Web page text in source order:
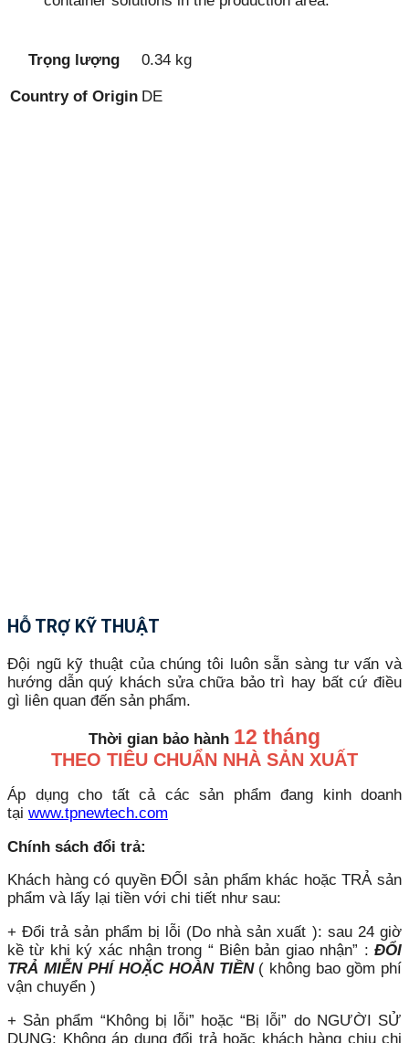
Trọng lượng 0.34 kg
Country of Origin DE
HỖ TRỢ KỸ THUẬT
Đội ngũ kỹ thuật của chúng tôi luôn sẵn sàng tư vấn và
hướng dẫn quý khách sửa chữa bảo trì hay bất cứ điều
gì liên quan đến sản phẩm.
Thời gian bảo hành 12 tháng
THEO TIÊU CHUẨN NHÀ SẢN XUẤT
Áp dụng cho tất cả các sản phẩm đang kinh doanh
tại www.tpnewtech.com
Chính sách đổi trả:
Khách hàng có quyền ĐỔI sản phẩm khác hoặc TRẢ sản
phẩm và lấy lại tiền với chi tiết như sau:
+ Đổi trả sản phẩm bị lỗi (Do nhà sản xuất ): sau 24 giờ
kề từ khi ký xác nhận trong “ Biên bản giao nhận” : ĐỔI
TRẢ MIỄN PHÍ HOẶC HOÀN TIỀN( không bao gồm phí
vận chuyển )
+ Sản phẩm “Không bị lỗi” hoặc “Bị lỗi” do NGƯỜI SỬ
DỤNG: Không áp dụng đổi trả hoặc khách hàng chịu chi